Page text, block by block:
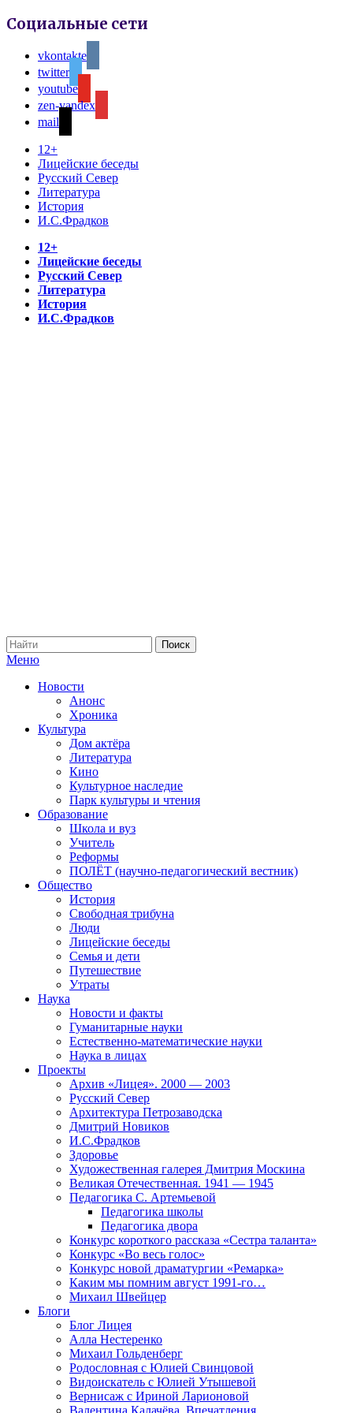
Социальные сети
vkontakte
twitter
youtube
zen-yandex
mail
12+
Лицейские беседы
Русский Север
Литература
История
И.С.Фрадков
12+
Лицейские беседы
Русский Север
Литература
История
И.С.Фрадков
Меню
Новости
Анонс
Хроника
Культура
Дом актёра
Литература
Кино
Культурное наследие
Парк культуры и чтения
Образование
Школа и вуз
Учитель
Реформы
ПОЛЁТ (научно-педагогический вестник)
Общество
История
Свободная трибуна
Люди
Лицейские беседы
Семья и дети
Путешествие
Утраты
Наука
Новости и факты
Гуманитарные науки
Естественно-математические науки
Наука в лицах
Проекты
Архив «Лицея». 2000 — 2003
Русский Север
Архитектура Петрозаводска
Дмитрий Новиков
И.С.Фрадков
Здоровье
Художественная галерея Дмитрия Москина
Великая Отечественная. 1941 — 1945
Педагогика С. Артемьевой
Педагогика школы
Педагогика двора
Конкурс короткого рассказа «Сестра таланта»
Конкурс «Во весь голос»
Конкурс новой драматургии «Ремарка»
Каким мы помним август 1991-го…
Михаил Швейцер
Блоги
Блог Лицея
Алла Нестеренко
Михаил Гольденберг
Родословная с Юлией Свинцовой
Видоискатель с Юлией Утышевой
Вернисаж с Ириной Ларионовой